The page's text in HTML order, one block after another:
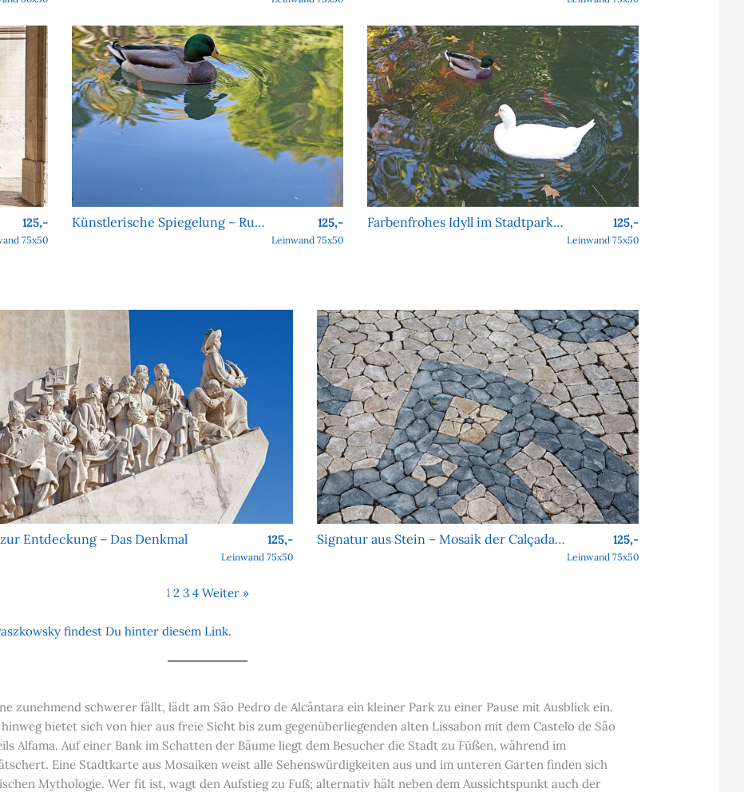
125,-
75x50
Künstlerische Spiegelung – Ruhe im Jardim da Estrela 125,-
Leinwand 75x50
Farbenfrohes Idyll im Stadtpark – Harmonie im Park 125,-
Leinwand 75x50
Entdeckung – Das Denkmal 125,-
Leinwand 75x50
Signatur aus Stein – Mosaik der Calçada Portuguesa 125,-
Leinwand 75x50
1 2 3 4 Weiter »
findest Du hinter diesem Link.
zunehmend schwerer fällt, lädt am São Pedro de Alcântara ein kleiner Park zu einer Pause mit Ausblick ein.
bietet sich von hier aus freie Sicht bis zum gegenüberliegenden alten Lissabon mit dem Castelo de São
Alfama. Auf einer Bank im Schatten der Bäume liegt dem Besucher die Stadt zu Füßen, während im
Eine Stadtkarte aus Mosaiken weist alle Sehenswürdigkeiten aus und im unteren Garten finden sich
Mythologie. Wer fit ist, wagt den Aufstieg zu Fuß; alternativ hält neben dem Aussichtspunkt auch der